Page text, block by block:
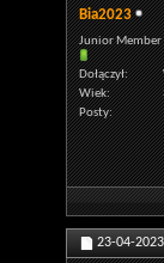
Bia2023
Junior Member
Dołączył
Wiek
Posty
23-04-